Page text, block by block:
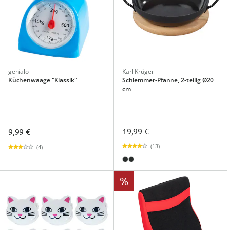
genialo
Küchenwaage "Klassik"
9,99 €
(4)
Karl Krüger
Schlemmer-Pfanne, 2-teilig Ø20
cm
19,99 €
(13)
%